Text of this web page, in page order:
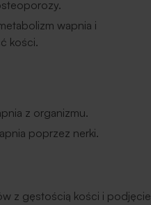
wapnia i
kości.
z organizmu.
poprzez nerki.
z gęstością kości i podjęcie